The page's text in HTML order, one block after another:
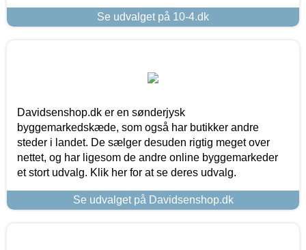
Se udvalget på 10-4.dk
Davidsenshop.dk er en sønderjysk
byggemarkedskæde, som også har butikker andre
steder i landet. De sælger desuden rigtig meget over
nettet, og har ligesom de andre online byggemarkeder
et stort udvalg. Klik her for at se deres udvalg.
Se udvalget på Davidsenshop.dk